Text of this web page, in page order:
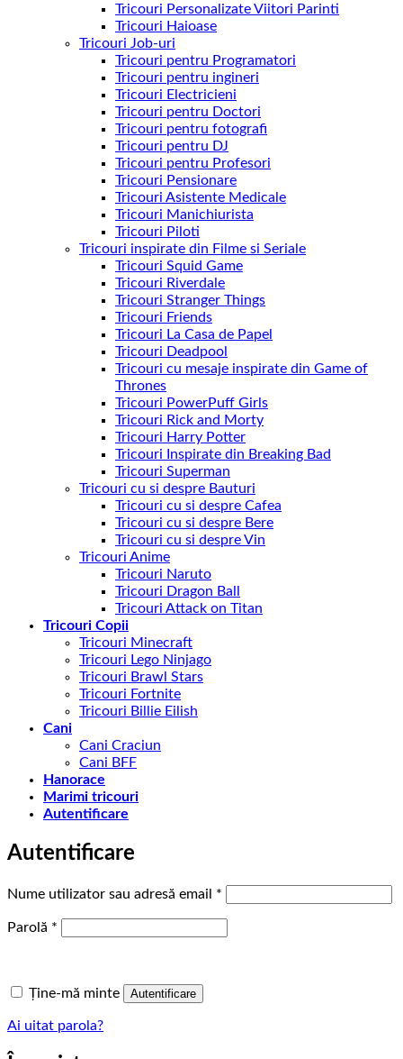
Tricouri Personalizate Viitori Parinti
Tricouri Haioase
Tricouri Job-uri
Tricouri pentru Programatori
Tricouri pentru ingineri
Tricouri Electricieni
Tricouri pentru Doctori
Tricouri pentru fotografi
Tricouri pentru DJ
Tricouri pentru Profesori
Tricouri Pensionare
Tricouri Asistente Medicale
Tricouri Manichiurista
Tricouri Piloti
Tricouri inspirate din Filme si Seriale
Tricouri Squid Game
Tricouri Riverdale
Tricouri Stranger Things
Tricouri Friends
Tricouri La Casa de Papel
Tricouri Deadpool
Tricouri cu mesaje inspirate din Game of
Thrones
Tricouri PowerPuff Girls
Tricouri Rick and Morty
Tricouri Harry Potter
Tricouri Inspirate din Breaking Bad
Tricouri Superman
Tricouri cu si despre Bauturi
Tricouri cu si despre Cafea
Tricouri cu si despre Bere
Tricouri cu si despre Vin
Tricouri Anime
Tricouri Naruto
Tricouri Dragon Ball
Tricouri Attack on Titan
Tricouri Copii
Tricouri Minecraft
Tricouri Lego Ninjago
Tricouri Brawl Stars
Tricouri Fortnite
Tricouri Billie Eilish
Cani
Cani Craciun
Cani BFF
Hanorace
Marimi tricouri
Autentificare
Autentificare
Nume utilizator sau adresă email *
Parolă *
Ține-mă minte Autentificare
Ai uitat parola?